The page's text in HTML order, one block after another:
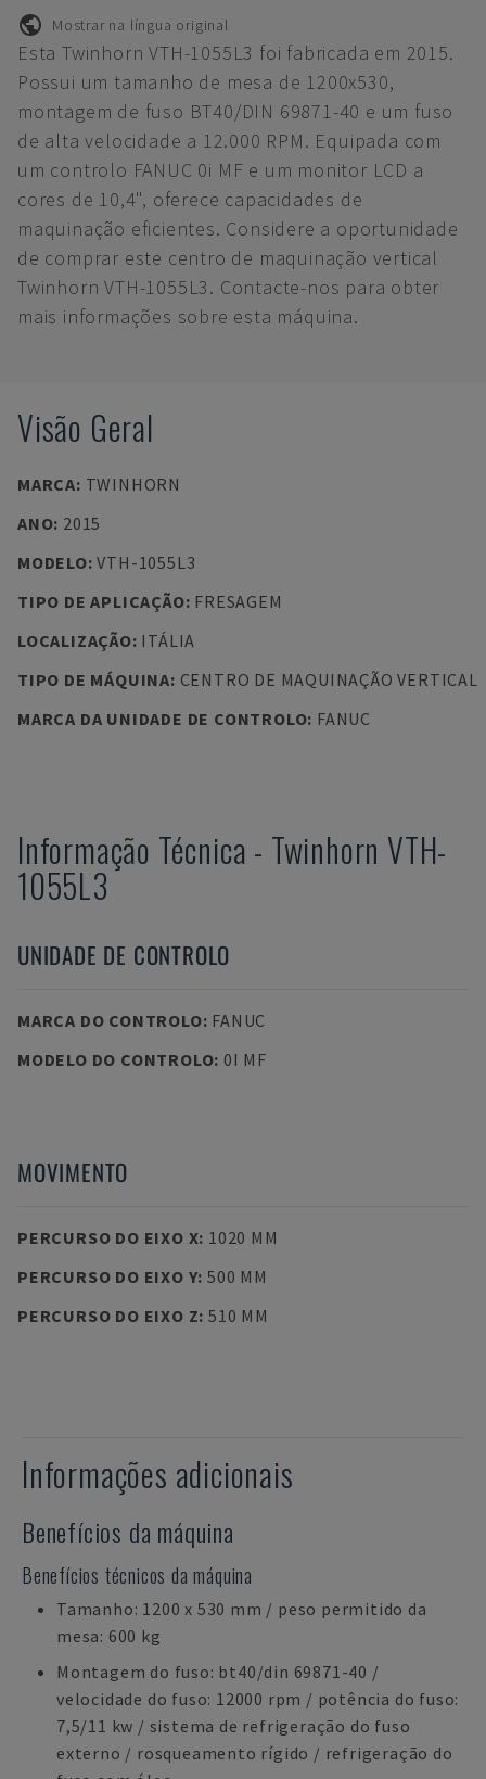
Mostrar na língua original
Esta Twinhorn VTH-1055L3 foi fabricada em 2015.
Possui um tamanho de mesa de 1200x530,
montagem de fuso BT40/DIN 69871-40 e um fuso
de alta velocidade a 12.000 RPM. Equipada com
um controlo FANUC 0i MF e um monitor LCD a
cores de 10,4", oferece capacidades de
maquinação eficientes. Considere a oportunidade
de comprar este centro de maquinação vertical
Twinhorn VTH-1055L3. Contacte-nos para obter
mais informações sobre esta máquina.
Visão Geral
MARCA: TWINHORN
ANO: 2015
MODELO:VTH-1055L3
TIPO DE APLICAÇÃO: FRESAGEM
LOCALIZAÇÃO: ITÁLIA
TIPO DE MÁQUINA: CENTRO DE MAQUINAÇÃO VERTICAL
MARCA DA UNIDADE DE CONTROLO: FANUC
Informação Técnica - Twinhorn VTH-
1055L3
UNIDADE DE CONTROLO
MARCA DO CONTROLO: FANUC
MODELO DO CONTROLO: 0I MF
MOVIMENTO
PERCURSO DO EIXO X: 1020 MM
PERCURSO DO EIXO Y: 500 MM
PERCURSO DO EIXO Z: 510 MM
Informações adicionais
Benefícios da máquina
Benefícios técnicos da máquina
Tamanho: 1200 x 530 mm / peso permitido da
mesa: 600 kg
Montagem do fuso: bt40/din 69871-40 /
velocidade do fuso: 12000 rpm / potência do fuso:
7,5/11 kw / sistema de refrigeração do fuso
externo / rosqueamento rígido / refrigeração do